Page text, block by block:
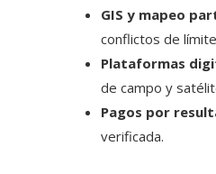
GIS y mapeo
conflictos de
Plataformas
de campo y
Pagos por
verificada.